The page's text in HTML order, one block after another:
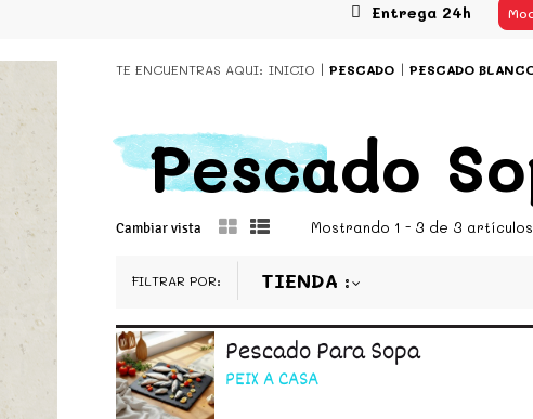
Entrega 24h
TE ENCUENTRAS AQUI: INICIO PESCADO PESCADO
Pescado
Cambiar vista Mostrando 1 - 3 de 3 artículos
FILTRAR POR: TIENDA
Pescado Para Sopa
PEIX A CASA